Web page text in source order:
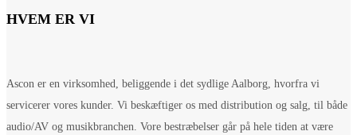
HVEM ER VI
Ascon er en virksomhed, beliggende i det sydlige Aalborg, hvorfra vi
servicerer vores kunder. Vi beskæftiger os med distribution og salg, til både
audio/AV og musikbranchen. Vore bestræbelser går på hele tiden at være